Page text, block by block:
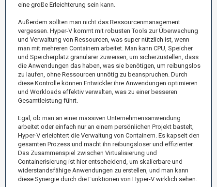
eine große Erleichterung sein kann.
Außerdem sollten man nicht das Ressourcenmanagement
vergessen. Hyper-V kommt mit robusten Tools zur Überwachung
und Verwaltung von Ressourcen, was super nützlich ist, wenn
man mit mehreren Containern arbeitet. Man kann CPU, Speicher
und Speicherplatz granularer zuweisen, um sicherzustellen, dass
die Anwendungen das haben, was sie benötigen, um reibungslos
zu laufen, ohne Ressourcen unnötig zu beanspruchen. Durch
diese Kontrolle können Entwickler ihre Anwendungen optimieren
und Workloads effektiv verwalten, was zu einer besseren
Gesamtleistung führt.
Egal, ob man an einer massiven Unternehmensanwendung
arbeitet oder einfach nur an einem persönlichen Projekt bastelt,
Hyper-V erleichtert die Verwaltung von Containern. Es kapselt den
gesamten Prozess und macht ihn reibungsloser und effizienter.
Das Zusammenspiel zwischen Virtualisierung und
Containerisierung ist hier entscheidend, um skalierbare und
widerstandsfähige Anwendungen zu erstellen, und man kann
diese Synergie durch die Funktionen von Hyper-V wirklich sehen.